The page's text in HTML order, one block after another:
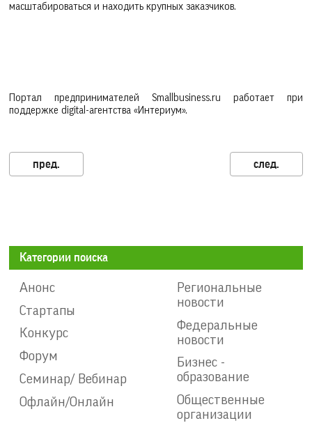
масштабироваться и находить крупных заказчиков.
Портал предпринимателей Smallbusiness.ru работает при
поддержке digital-агентства «Интериум».
Категории поиска
Анонс
Стартапы
Конкурс
Форум
Семинар/ Вебинар
Офлайн/Онлайн
Региональные
новости
Федеральные
новости
Бизнес -
образование
Общественные
организации